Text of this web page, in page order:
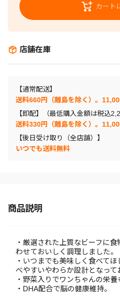
カート
店舗在庫
【通常配送】
送料660円（離島を除く）。
【即配】（最低購入金額は税込
送料330円（離島を除く）。
【後日受け取り（全店舗）】
いつでも送料無料
商品説明
・厳選された上質なビーフに
わせておいしく調理しました。
・いつまでも美味しく食べて
べやすいやわらか設計となって
・野菜入りでワンちゃんの栄養
・DHA配合で脳の健康維持。